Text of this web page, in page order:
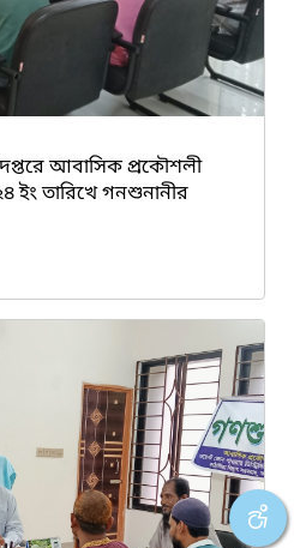
দপ্তরে আবাসিক প্রকৌশলী
তারিখে গনশুনানীর